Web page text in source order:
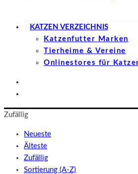
KATZEN VERZEICHNIS
Katzenfutter Marken
Tierheime & Vereine
Onlinestores für
Zufällig
Neueste
Älteste
Zufällig
Sortierung (A-Z)